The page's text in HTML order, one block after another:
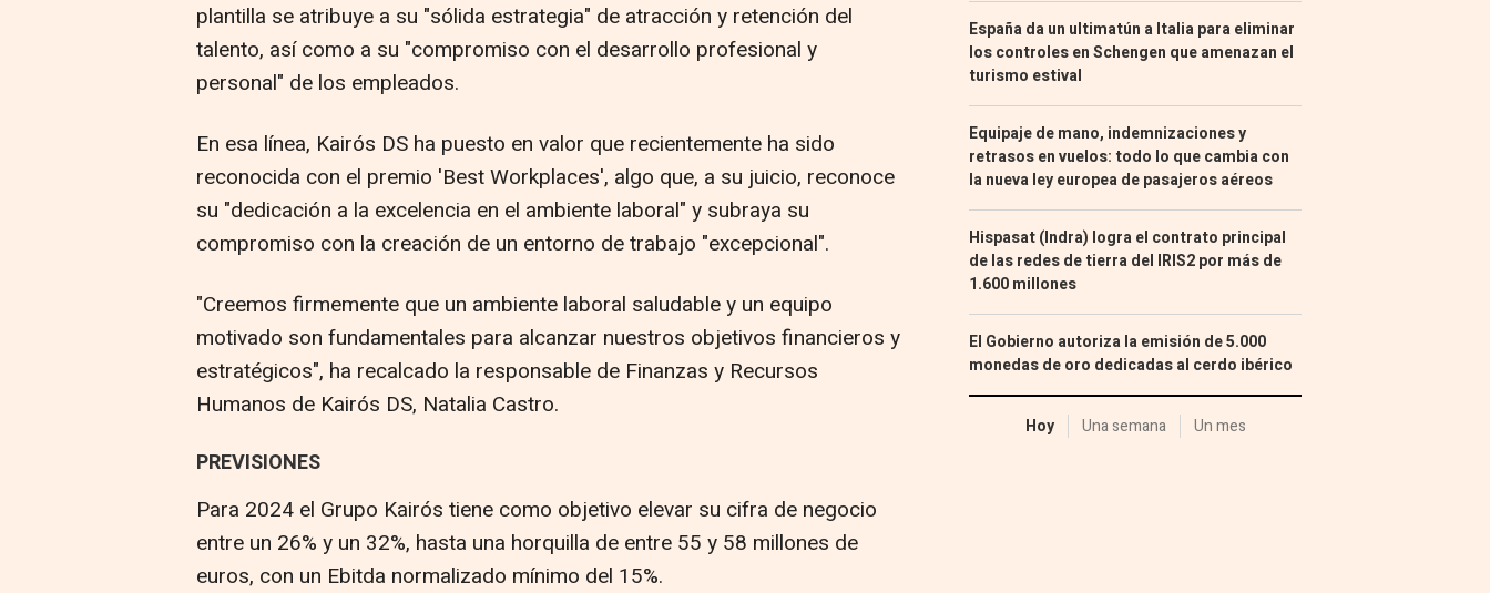
plantilla se atribuye a su "sólida estrategia" de atracción y retención del
talento, así como a su "compromiso con el desarrollo profesional y
personal" de los empleados.
En esa línea, Kairós DS ha puesto en valor que recientemente ha sido
reconocida con el premio 'Best Workplaces', algo que, a su juicio, reconoce
su "dedicación a la excelencia en el ambiente laboral" y subraya su
compromiso con la creación de un entorno de trabajo "excepcional".
"Creemos firmemente que un ambiente laboral saludable y un equipo
motivado son fundamentales para alcanzar nuestros objetivos financieros y
estratégicos", ha recalcado la responsable de Finanzas y Recursos
Humanos de Kairós DS, Natalia Castro.
PREVISIONES
Para 2024 el Grupo Kairós tiene como objetivo elevar su cifra de negocio
entre un 26% y un 32%, hasta una horquilla de entre 55 y 58 millones de
euros, con un Ebitda normalizado mínimo del 15%.
España da un ultimatún a Italia para eliminar
los controles en Schengen que amenazan el
turismo estival
Equipaje de mano, indemnizaciones y
retrasos en vuelos: todo lo que cambia con
la nueva ley europea de pasajeros aéreos
Hispasat (Indra) logra el contrato principal
de las redes de tierra del IRIS2 por más de
1.600 millones
El Gobierno autoriza la emisión de 5.000
monedas de oro dedicadas al cerdo ibérico
Hoy Una semana Un mes